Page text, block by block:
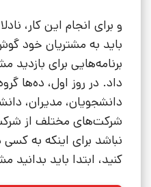
و برای انجام این کار،
باید به مشتریان خود
برنامه‌هایی برای بازدید
داد. در روز اول، ده‌ها
دانشجویان، مدیران،
شرکت‌های مختلف از
نباشد برای اینکه به
کنید، ابتدا باید